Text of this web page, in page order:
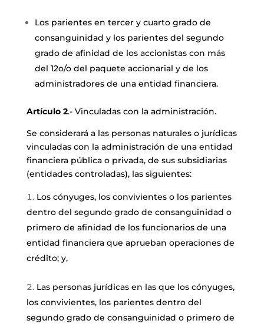
Los parientes en tercer y cuarto grado de
consanguinidad y los parientes del segundo
grado de afinidad de los accionistas con más
del 12o/o del paquete accionarial y de los
administradores de una entidad financiera.
Artículo 2.- Vinculadas con la administración.
Se considerará a las personas naturales o jurídicas
vinculadas con la administración de una entidad
financiera pública o privada, de sus subsidiarias
(entidades controladas), las siguientes:
Los cónyuges, los convivientes o los parientes
dentro del segundo grado de consanguinidad o
primero de afinidad de los funcionarios de una
entidad financiera que aprueban operaciones de
crédito; y,
Las personas jurídicas en las que los cónyuges,
los convivientes, los parientes dentro del
segundo grado de consanguinidad o primero de